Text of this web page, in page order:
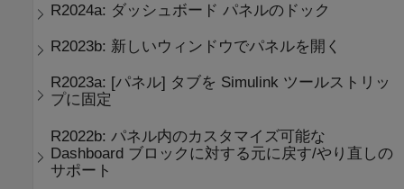
R2024a: ダッシュボード パネルのドック
R2023b: 新しいウィンドウでパネルを開く
R2023a: [パネル] タブを Simulink ツールストリッ
プに固定
R2022b:パネル内のカスタマイズ可能な
Dashboard ブロックに対する元に戻す/やり直しの
サポート